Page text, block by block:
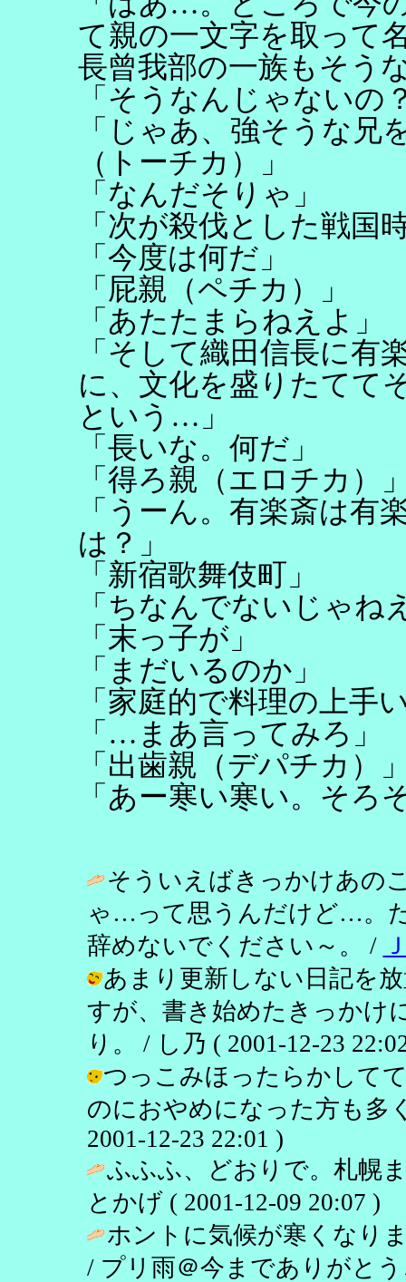
て親の一文字を取って
長曾我部の一族もそう
「そうなんじゃないの
「じゃあ、強そうな兄
（トーチカ）」
「なんだそりゃ」
「次が殺伐とした戦
「今度は何だ」
「屁親（ペチカ）」
「あたたまらねえよ」
「そして織田信長に有
に、文化を盛りたてて
という…」
「長いな。何だ」
「得ろ親（エロチカ）
「うーん。有楽斎は有
は？」
「新宿歌舞伎町」
「ちなんでないじゃね
「末っ子が」
「まだいるのか」
「家庭的で料理の上手
「…まあ言ってみろ」
「出歯親（デパチカ）
「あー寒い寒い。そ
そういえばきっかけあの
ゃ…って思うんだけど…。
辞めないでください～。 /
あまり更新しない日記を
すが、書き始めたきっかけ
り。 / し乃 ( 2001-12-23
つっこみほったらかして
のにおやめになった方も多
2001-12-23 22:01 )
ふふふ、どおりで。札幌
とかげ ( 2001-12-09 20:07 )
ホントに気候が寒くなり
/ プリ雨＠今までありがと